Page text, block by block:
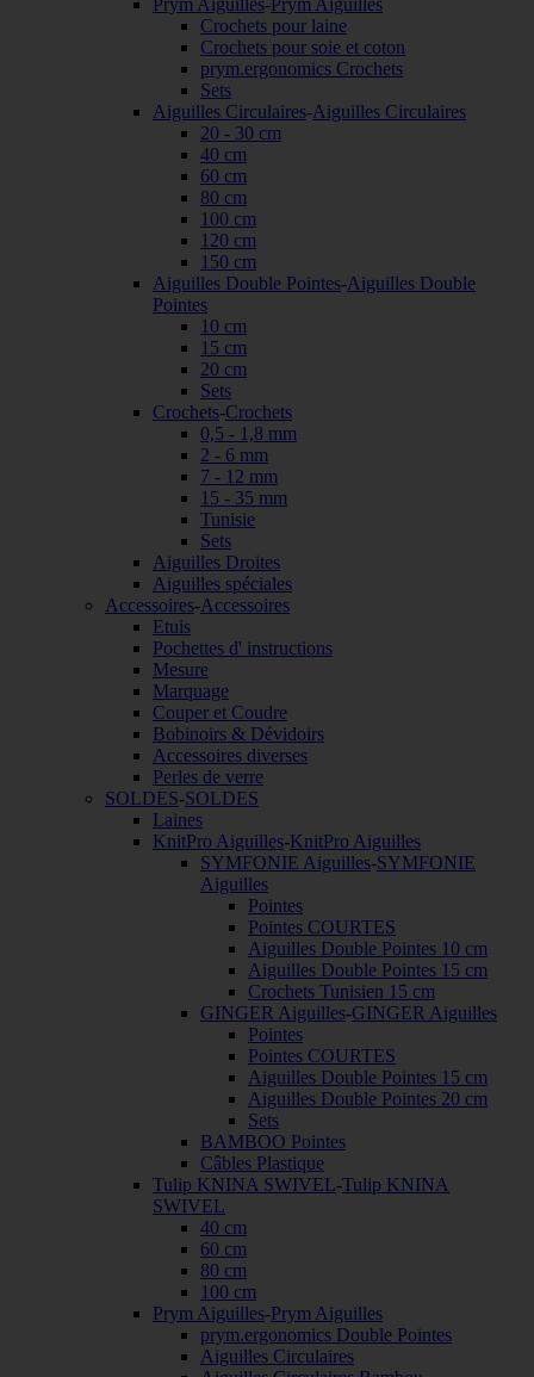
Prym Aiguilles-Prym Aiguilles
Crochets pour laine
Crochets pour soie et coton
prym.ergonomics Crochets
Sets
Aiguilles Circulaires-Aiguilles Circulaires
20 - 30 cm
40 cm
60 cm
80 cm
100 cm
120 cm
150 cm
Aiguilles Double Pointes-Aiguilles Double
Pointes
10 cm
15 cm
20 cm
Sets
Crochets-Crochets
0,5 - 1,8 mm
2 - 6 mm
7 - 12 mm
15 - 35 mm
Tunisie
Sets
Aiguilles Droites
Aiguilles spéciales
Accessoires-Accessoires
Etuis
Pochettes d' instructions
Mesure
Marquage
Couper et Coudre
Bobinoirs & Dévidoirs
Accessoires diverses
Perles de verre
SOLDES-SOLDES
Laines
KnitPro Aiguilles-KnitPro Aiguilles
SYMFONIE Aiguilles-SYMFONIE
Aiguilles
Pointes
Pointes COURTES
Aiguilles Double Pointes 10 cm
Aiguilles Double Pointes 15 cm
Crochets Tunisien 15 cm
GINGER Aiguilles-GINGER Aiguilles
Pointes
Pointes COURTES
Aiguilles Double Pointes 15 cm
Aiguilles Double Pointes 20 cm
Sets
BAMBOO Pointes
Câbles Plastique
Tulip KNINA SWIVEL-Tulip KNINA
SWIVEL
40 cm
60 cm
80 cm
100 cm
Prym Aiguilles-Prym Aiguilles
prym.ergonomics Double Pointes
Aiguilles Circulaires